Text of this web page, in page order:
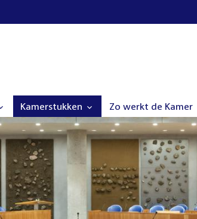
Kamerstukken Zo werkt de Kamer